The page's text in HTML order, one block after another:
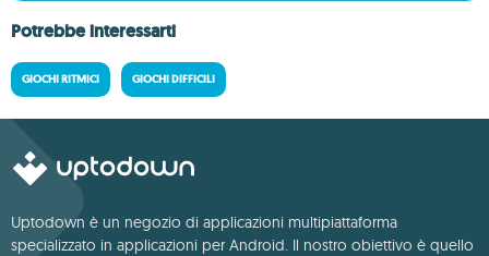
Potrebbe interessarti
GIOCHI RITMICI GIOCHI DIFFICILI
Uptodown è un negozio di applicazioni multipiattaforma
specializzato in applicazioni per Android. Il nostro obiettivo è quello